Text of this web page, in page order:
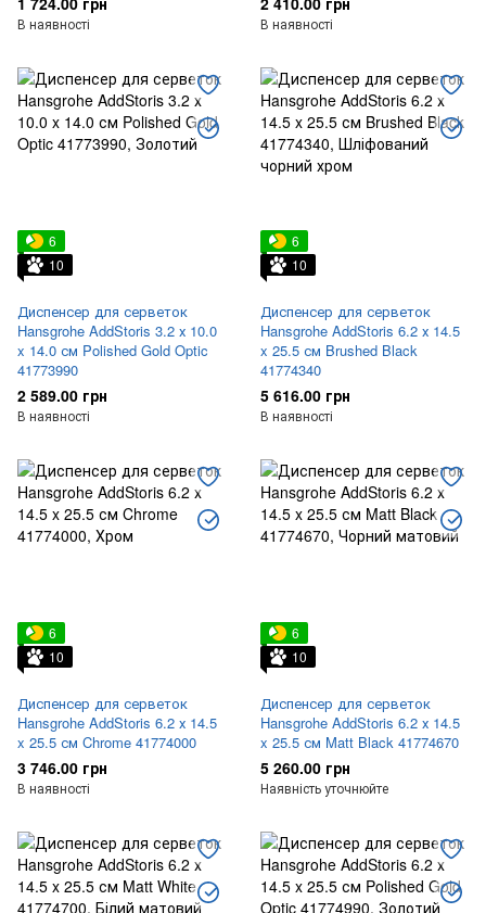
В наявності В наявності
6
10
Диспенсер для серветок
Hansgrohe AddStoris 3.2 х 10.0
x 14.0 см Polished Gold Optic
41773990
2 589.00 грн
В наявності
6
10
Диспенсер для серветок
Hansgrohe AddStoris 6.2 х 14.5
x 25.5 см Brushed Black
41774340
5 616.00 грн
В наявності
6
10
Диспенсер для серветок
Hansgrohe AddStoris 6.2 х 14.5
x 25.5 см Chrome 41774000
3 746.00 грн
В наявності
6
10
Диспенсер для серветок
Hansgrohe AddStoris 6.2 х 14.5
x 25.5 см Matt Black 41774670
5 260.00 грн
Наявність уточнюйте